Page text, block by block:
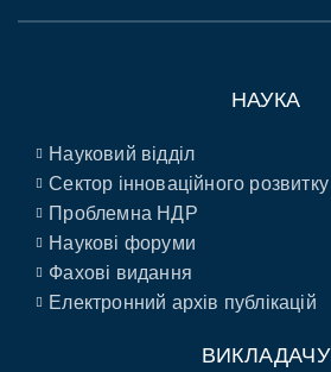
НАУКА
Науковий відділ
Сектор інноваційного розвитку
Проблемна НДР
Наукові форуми
Фахові видання
Електронний архів публікацій
ВИКЛАДАЧУ